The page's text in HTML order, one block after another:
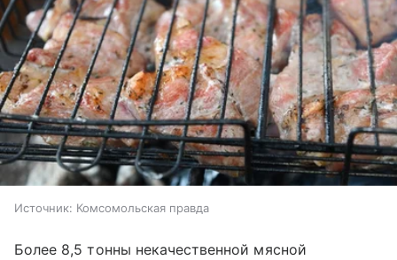
Источник: Комсомольская правда
Более 8,5 тонны некачественной мясной